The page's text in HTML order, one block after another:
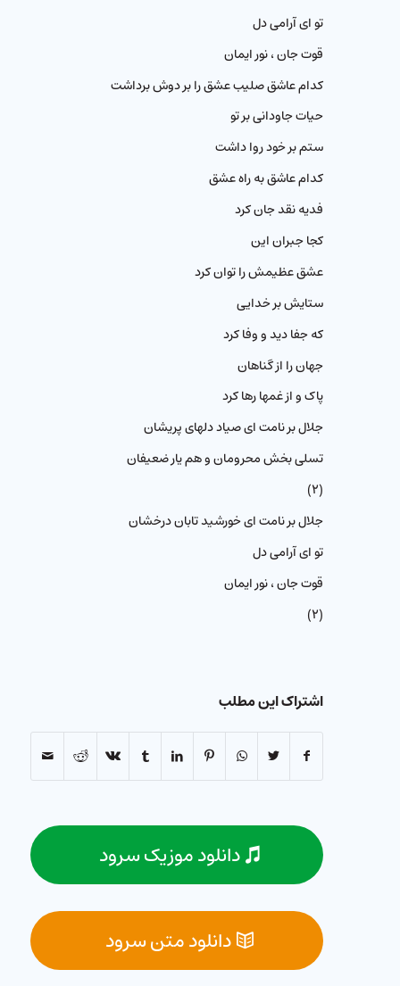
تو ای آرامی دل
قوت جان ، نور ایمان
کدام عاشق صلیب عشق را بر دوش برداشت
حیات جاودانی بر تو
ستم بر خود روا داشت
کدام عاشق به راه عشق
فدیه نقد جان کرد
کجا جبران این
عشق عظیمش را توان کرد
ستایش بر خدایی
که جفا دید و وفا کرد
جهان را از گناهان
پاک و از غمها رها کرد
جلال بر نامت ای صیاد دلهای پریشان
تسلی بخش محرومان و هم یار ضعیفان
(۲)
جلال بر نامت ای خورشید تابان درخشان
تو ای آرامی دل
قوت جان ، نور ایمان
(۲)
اشتراک این مطلب
دانلود موزیک سرود
دانلود متن سرود